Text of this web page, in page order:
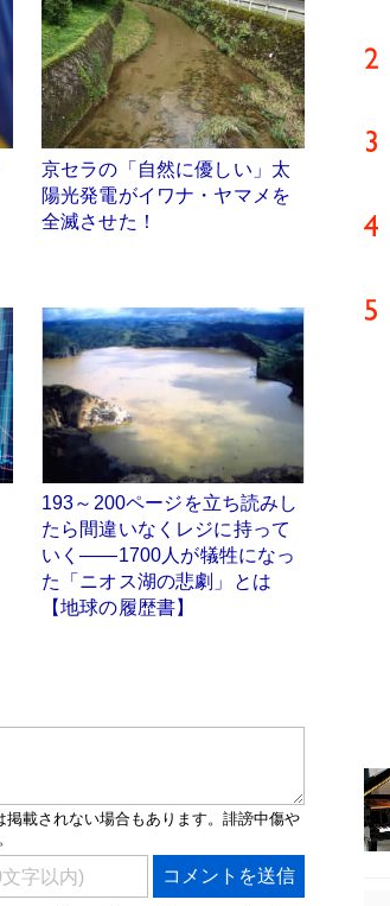
京セラの「自然に優しい」太
陽光発電がイワナ・ヤマメを
全滅させた！
193～200ページを立ち読みし
たら間違いなくレジに持って
いく――1700人が犠牲になっ
た「ニオス湖の悲劇」とは
【地球の履歴書】